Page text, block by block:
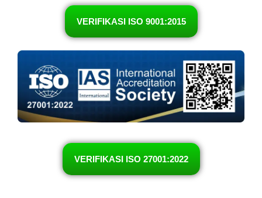
VERIFIKASI ISO 9001:2015
VERIFIKASI ISO 27001:2022